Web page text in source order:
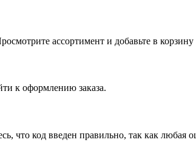
ассортимент и добавьте в
к оформлению заказа.
что код введен правильно, так как любая